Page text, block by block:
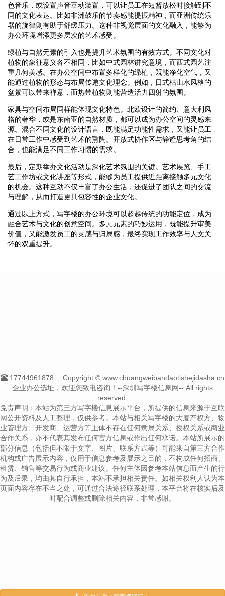
色音乐，或设置声音互动装置，可以让员工在短暂放松时接触到不
同的文化表达。比如非洲鼓乐的节奏感能提振精神，而亚洲传统乐
器的旋律则有助于舒缓压力。这种非视觉层面的文化融入，能够为
办公环境增添更多层次的艺术感受。
绿植与自然元素的引入也是提升艺术氛围的有效方式。不同文化对
植物的象征意义各不相同，比如中式园林讲究意境，而西式园艺注
重几何美感。在办公空间中布置多样化的绿植，既能净化空气，又
能通过植物的形态与布局传递文化理念。例如，日式枯山水风格的
盆景可以带来禅意，而热带植物则能营造活力四射的氛围。
家具与空间布局同样能体现文化特色。北欧设计的简约、意大利风
格的奢华，或是东南亚的自然材质，都可以成为办公空间的灵感来
源。混合不同文化的设计语言，既能满足功能性需求，又能让员工
在日常工作中感受到艺术的熏陶。开放式协作区与静谧思考角的结
合，也能满足不同工作习惯的需求。
最后，定期举办文化活动是深化艺术氛围的关键。艺术展览、手工
艺工作坊或文化讲座等形式，能够为员工提供近距离接触多元文化
的机会。这种互动不仅丰富了办公生活，还促进了团队之间的交流
与理解，从而打造更具包容性的企业文化。
通过以上方式，写字楼的办公环境可以超越传统的功能定位，成为
融合艺术与文化的创意空间。多元元素的巧妙运用，既能提升审美
价值，又能激发员工的灵感与归属感，最终实现工作效率与人文关
怀的双重提升。
17744961878
Copyright © www.chuangweibandaotishejidasha.cn
企业办公选址，欢迎您致电咨询！--深圳写字楼信息网-- All rights
reserved.
免责声明：本站为第三方写字楼信息展示平台，所提供的信息来源于互联
网公开资料及人工整理，仅供参考。本站与相关写字楼的大厦产权方、物
业管理方、开发商、运营方等主体不存在任何隶属关系、授权关系或商业
合作关系，亦不代表其发布任何官方信息或作出任何承诺。本站所展示的
部分信息（包括但不限于文字、图片、联系方式等）可能来自第三方合作
机构或广告展示内容，仅用于信息参考及展示之目的，不构成任何招商、
租赁、销售等交易行为或商业建议。任何主体因参考本站信息而产生的行
为及后果，均由其自行承担，本站不承担相关责任。如相关权利人认为本
页面内容存在不当之处，可通过合法途径联系处理，本平台将在核实后及
时配合调整或删除相关内容，非常感谢。